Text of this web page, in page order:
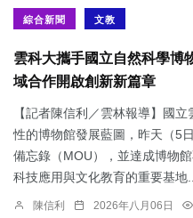
綜合新聞 文教
雲科大攜手國立自然科學博
域合作開啟創新新篇章
【記者陳信利／雲林報導】國
性的博物館發展藍圖，昨天（5
備忘錄（MOU），並達成博物
科技應用與文化教育的重要基地...
陳信利 2026年八月06日